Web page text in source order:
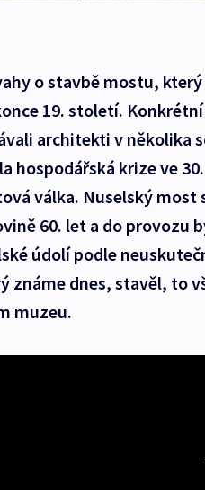
o stavbě mostu,
19. století.
architekti v několika
hospodářská krize ve
válka. Nuselský most
60. let a do provozu
údolí podle
známe dnes, stavěl, to
muzeu.